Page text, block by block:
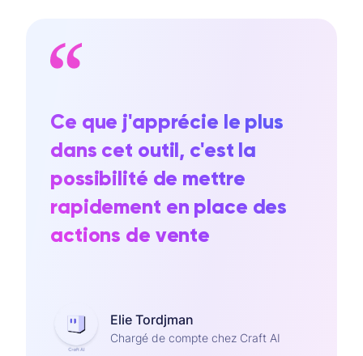
Ce que j'apprécie le plus
dans cet outil, c'est la
possibilité de mettre
rapidement en place des
actions de vente
Elie Tordjman
Chargé de compte chez Craft AI